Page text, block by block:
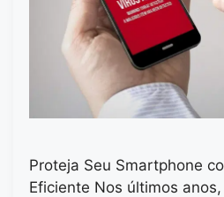
Proteja Seu Smartphone
Eficiente Nos últimos